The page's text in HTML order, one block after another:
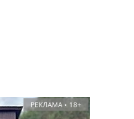
РЕКЛАМА • 18+